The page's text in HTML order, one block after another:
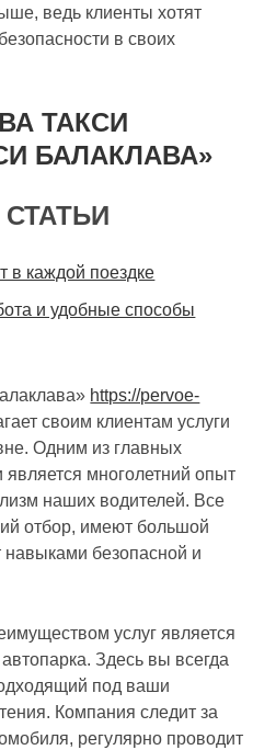
ведь клиенты хотят
в своих
ТАКСИ
БАЛАКЛАВА»
в каждой поездке
и удобные способы
https://pervoe-
своим клиентам услуги
Одним из главных
многолетний опыт
наших водителей. Все
отбор, имеют большой
безопасной и
услуг является
Здесь вы всегда
под ваши
Компания следит за
регулярно проводит